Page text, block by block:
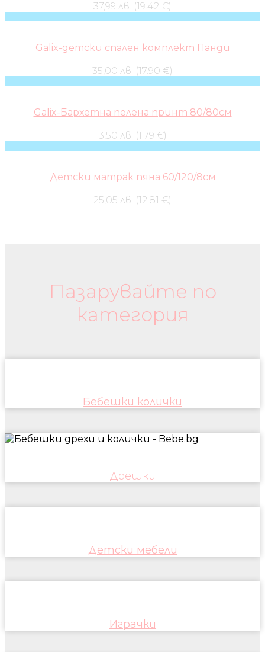
37,99 лв. (19.42 €)
Galix-детски спален комплект Панди
35,00 лв. (17.90 €)
Galix-Бархетна пелена принт 80/80см
3,50 лв. (1.79 €)
Детски матрак пяна 60/120/8см
25,05 лв. (12.81 €)
Пазарувайте по
категория
Бебешки колички
Дрешки
Детски мебели
Играчки